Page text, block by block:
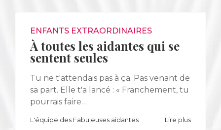
ENFANTS EXTRAORDINAIRES
À toutes les aidantes qui se
sentent seules
Tu ne t'attendais pas à ça. Pas venant de
sa part. Elle t'a lancé : « Franchement, tu
pourrais faire…
L'équipe des Fabuleuses aidantes Lire plus